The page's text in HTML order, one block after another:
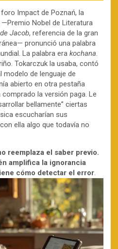
Impact de Poznań, la
—Premio Nobel de Literatura
Jacob, referencia de la gran
pronunció una palabra
La palabra era kochana.
Tokarczuk la usaba, contó
modelo de lenguaje de
abierto en otra pestaña
la versión paga. Le
bellamente” ciertas
escucharían sus
ella algo que todavía no
reemplaza el saber previo.
amplifica la ignorancia
cómo detectar el error.